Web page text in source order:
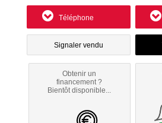
Téléphone
Signaler vendu
Obtenir un
financement ?
Bientôt disponible...